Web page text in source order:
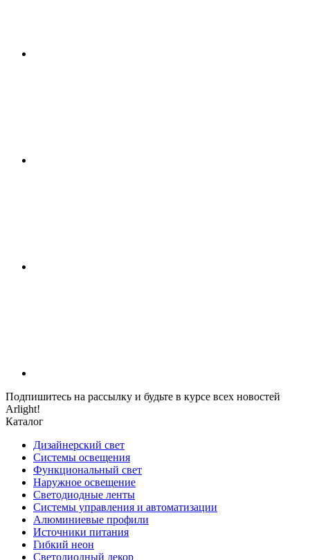
Подпишитесь на рассылку и будьте в курсе всех новостей
Arlight!
Каталог
Дизайнерский свет
Системы освещения
Функциональный свет
Наружное освещение
Светодиодные ленты
Системы управления и автоматизации
Алюминиевые профили
Источники питания
Гибкий неон
Светодиодный декор